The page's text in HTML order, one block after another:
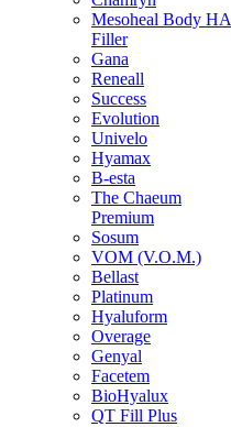
Mesoheal Body HA
Filler
Gana
Reneall
Success
Evolution
Univelo
Hyamax
B-esta
The Chaeum
Premium
Sosum
VOM (V.O.M.)
Bellast
Platinum
Hyaluform
Overage
Genyal
Facetem
BioHyalux
QT Fill Plus